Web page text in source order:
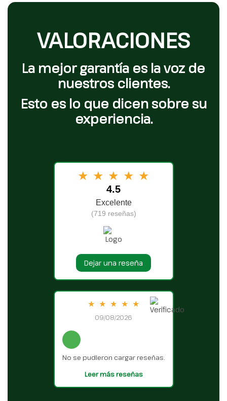
VALORACIONES
La mejor garantía es la voz de
nuestros clientes.
Esto es lo que dicen sobre su
experiencia.
★ ★ ★ ★ ★
4.5
Excelente
(719 reseñas)
Dejar una reseña
★ ★ ★ ★ ★
09/08/2026
No se pudieron cargar reseñas.
Leer más reseñas